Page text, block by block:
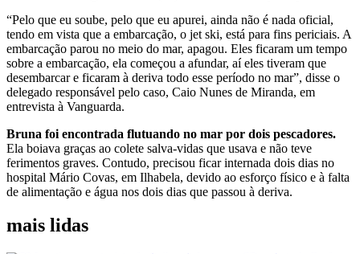
“Pelo que eu soube, pelo que eu apurei, ainda não é nada oficial,
tendo em vista que a embarcação, o jet ski, está para fins periciais. A
embarcação parou no meio do mar, apagou. Eles ficaram um tempo
sobre a embarcação, ela começou a afundar, aí eles tiveram que
desembarcar e ficaram à deriva todo esse período no mar”, disse o
delegado responsável pelo caso, Caio Nunes de Miranda, em
entrevista à Vanguarda.
Bruna foi encontrada flutuando no mar por dois pescadores.
Ela boiava graças ao colete salva-vidas que usava e não teve
ferimentos graves. Contudo, precisou ficar internada dois dias no
hospital Mário Covas, em Ilhabela, devido ao esforço físico e à falta
de alimentação e água nos dois dias que passou à deriva.
mais lidas